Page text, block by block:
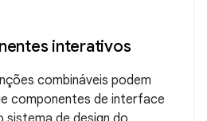
interativos
combináveis podem
componentes de interface